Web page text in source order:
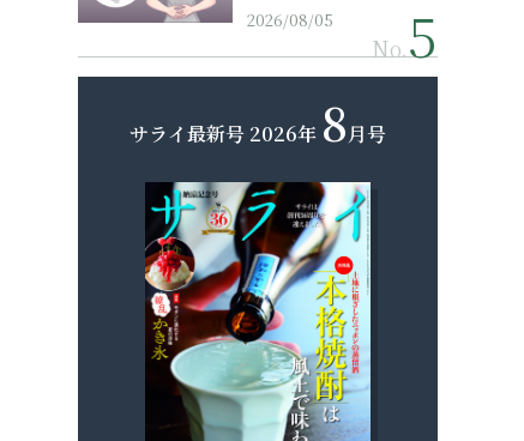
2026/08/05
No.
サライ最新号 2026年 8月号